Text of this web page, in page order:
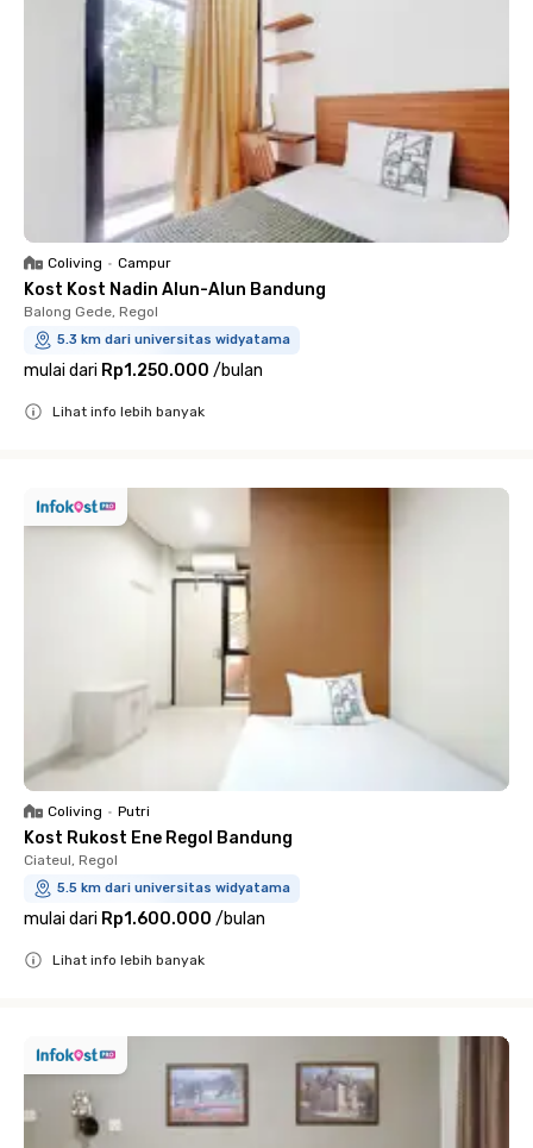
Coliving • Campur
Kost Kost Nadin Alun-Alun Bandung
Balong Gede, Regol
5.3 km dari universitas widyatama
mulai dari Rp1.250.000 /bulan
Lihat info lebih banyak
Coliving • Putri
Kost Rukost Ene Regol Bandung
Ciateul, Regol
5.5 km dari universitas widyatama
mulai dari Rp1.600.000 /bulan
Lihat info lebih banyak